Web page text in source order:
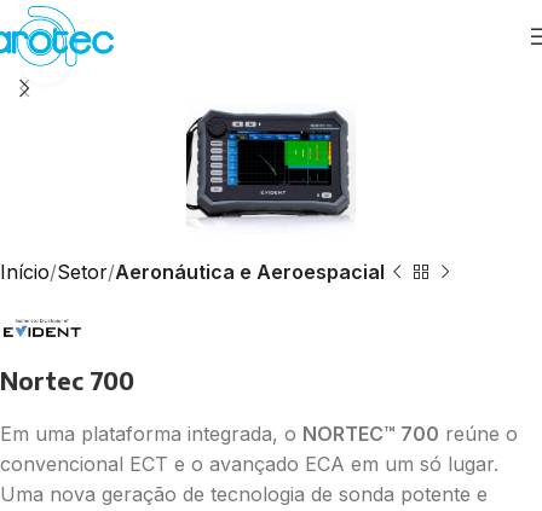
Assista ao vídeo
Início Setor Aeronáutica e Aeroespacial
Nortec 700
Em uma plataforma integrada, o NORTEC™ 700 reúne o
convencional ECT e o avançado ECA em um só lugar.
Uma nova geração de tecnologia de sonda potente e